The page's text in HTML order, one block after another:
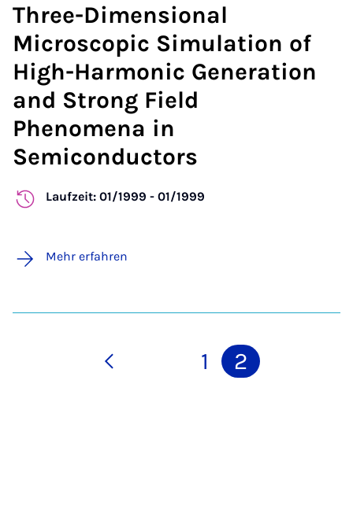
Three-Dimensional
Microscopic Simulation of
High-Harmonic Generation
and Strong Field
Phenomena in
Semiconductors
Laufzeit: 01/1999 - 01/1999
Mehr erfahren
1 2